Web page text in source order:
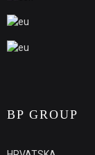
BP GROUP